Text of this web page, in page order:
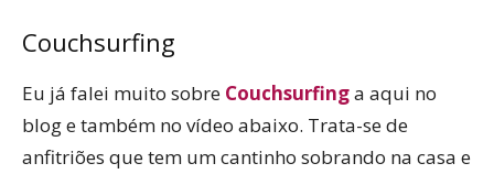
Couchsurfing
Eu já falei muito sobre Couchsurfinga aqui no
blog e também no vídeo abaixo. Trata-se de
anfitriões que tem um cantinho sobrando na casa e